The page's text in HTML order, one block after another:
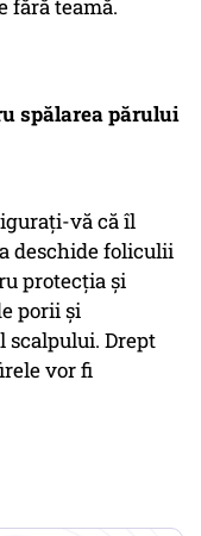
fără teamă.
spălarea părului
vă că îl
deschide foliculii
protecția și
porii și
Drept
vor fi